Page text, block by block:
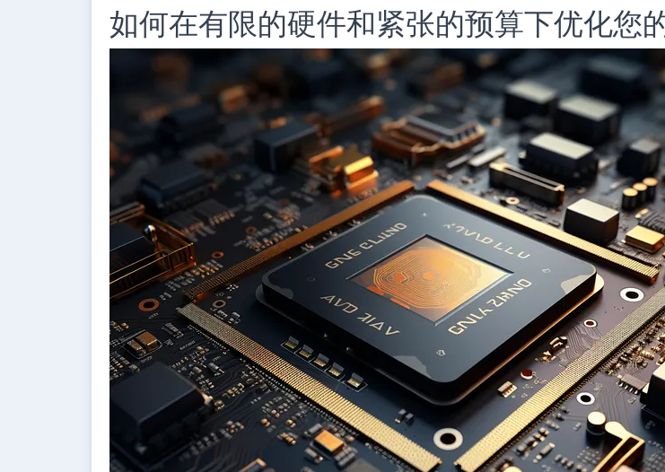
o
k
r a
m
p
p
g
e
r
如何在有限的硬件和紧张的预算下优化您